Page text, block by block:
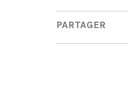
PARTAGER